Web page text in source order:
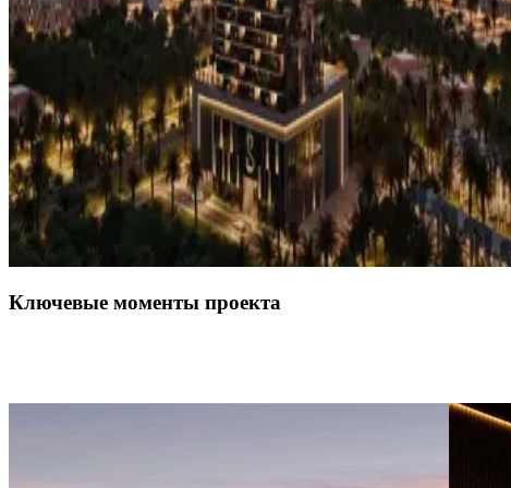
Ключевые моменты проекта